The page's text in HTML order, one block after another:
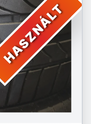
HASZNÁLT